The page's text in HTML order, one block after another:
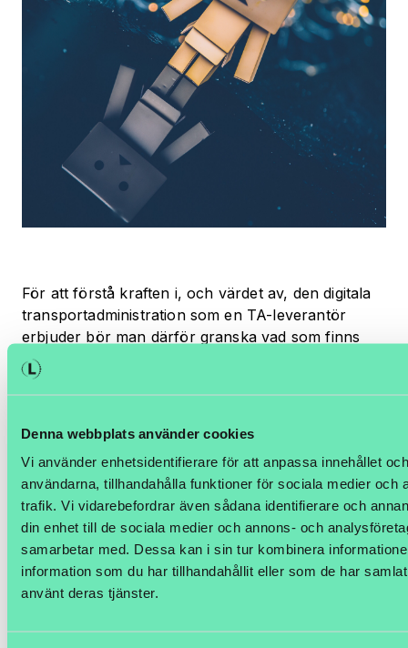
Denna webbplats använder cookies
Vi använder enhetsidentifierare för att anpassa innehållet
användarna, tillhandahålla funktioner för sociala medier och
trafik. Vi vidarebefordrar även sådana identifierare och
din enhet till de sociala medier och annons- och
samarbetar med. Dessa kan i sin tur kombinera
information som du har tillhandahållit eller som de har
använt deras tjänster.
För att förstå kraften i, och värdet av, den digitala
transportadministration som en TA-leverantör
erbjuder bör man därför granska vad som finns
under dess motorhuv.
På LogTrade menar vi att TA-systemetska hjälpa
och leveranssystem på ett felfritt sätt och
SAMTIDIGT vara byggt för att hantera betydligt
svårare transportflöden och mottagarkrav än vad
som varit och är brukligt idag – eftersom det
logistiska systemet genom hela leverantörskedjan
idag står inför en digital revolution som ingen har råd
att missa.Digitaliseringen är helt enkelt det nya svarta
– även inom transport- och logistik. Och det är
monopol på.